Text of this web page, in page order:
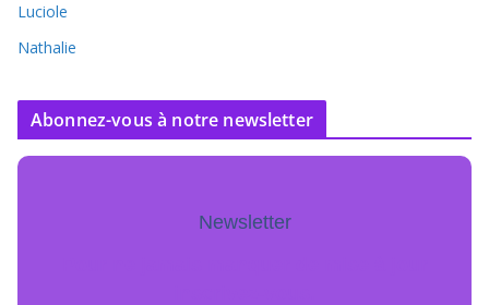
Luciole
Nathalie
Abonnez-vous à notre newsletter
Newsletter